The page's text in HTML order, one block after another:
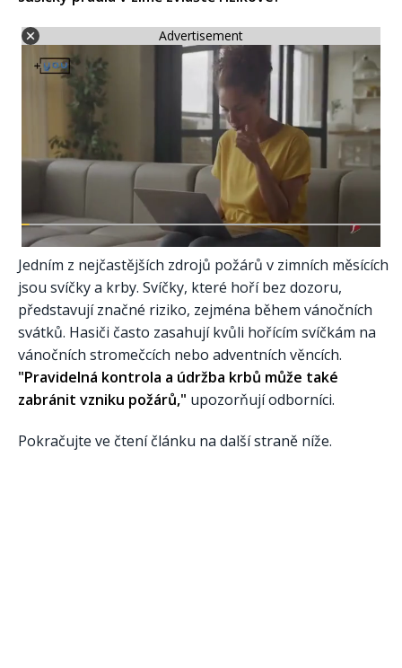
Advertisement
Jedním z nejčastějších zdrojů požárů v zimních měsících
jsou svíčky a krby. Svíčky, které hoří bez dozoru,
představují značné riziko, zejména během vánočních
svátků. Hasiči často zasahují kvůli hořícím svíčkám na
vánočních stromečcích nebo adventních věncích.
"Pravidelná kontrola a údržba krbů může také
zabránit vzniku požárů," upozorňují odborníci.
Pokračujte ve čtení článku na další straně níže.